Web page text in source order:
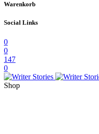
Warenkorb
Social Links
0
0
147
0
Shop